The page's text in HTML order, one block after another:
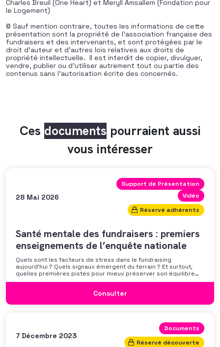
Charles Breuil (One Heart) et Meryll Amsallem (Fondation pour
le Logement)
© Sauf mention contraire, toutes les informations de cette
présentation sont la propriété de l’association française des
fundraisers et des intervenants, et sont protégées par le
droit d’auteur et d’autres lois relatives aux droits de
propriété intellectuelle. Il est interdit de copier, divulguer,
vendre, publier ou d’utiliser autrement tout ou partie des
contenus sans l’autorisation écrite des concernés.
Ces documents pourraient aussi
vous intéresser
28 Mai 2026
Support de Présentation
Vidéo
Réservé adhérents
Santé mentale des fundraisers : premiers
enseignements de l’enquête nationale
Quels sont les facteurs de stress dans le fundraising
aujourd’hui ? Quels signaux émergent du terrain ? Et surtout,
quelles premières pistes pour mieux préserver son équilibre
professionnel ? L’AFF vous propose un webinaire pour découvrir
discussion autour des mécanismes
Consulter
7 Décembre 2023
Documents
Réservé découverte